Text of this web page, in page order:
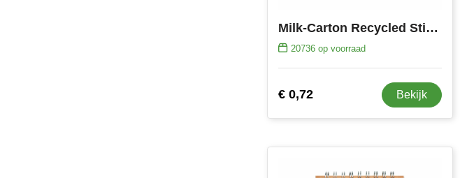
Milk-Carton Recycled StickyMemo memoboekje
20736op voorraad
€ 0,72 Bekijk